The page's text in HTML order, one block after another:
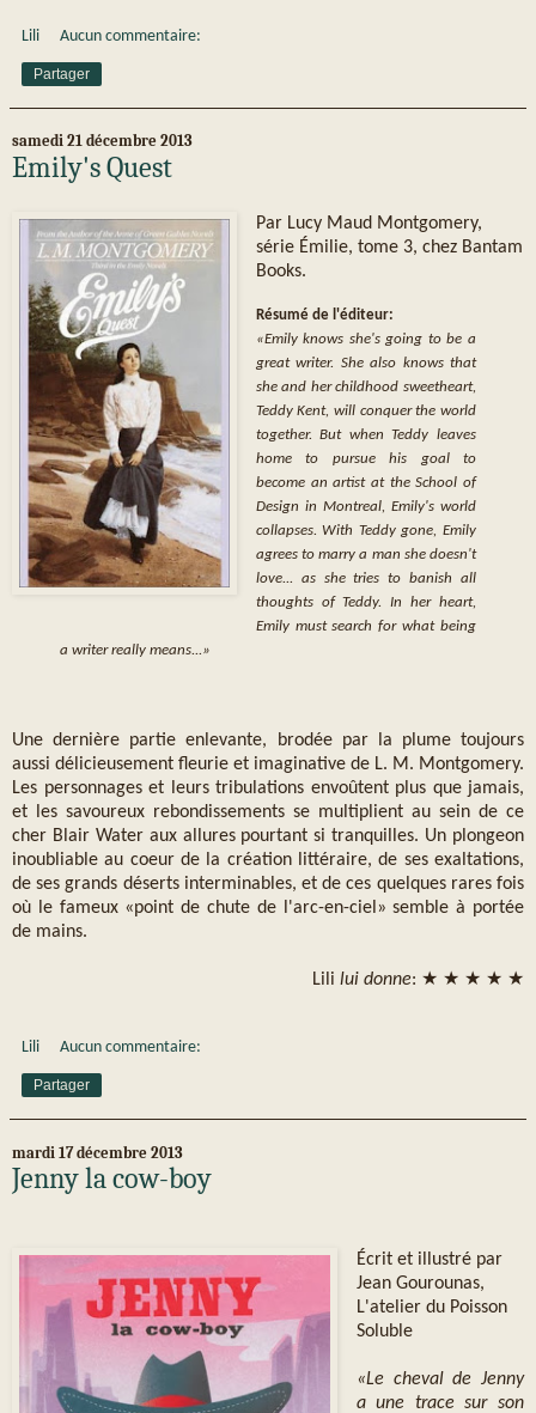
Lili Aucun commentaire:
Partager
samedi 21 décembre 2013
Emily's Quest
Par Lucy Maud Montgomery,
série Émilie, tome 3, chez Bantam
Books.
Résumé de l'éditeur:
«Emily knows she's going to be a
great writer. She also knows that
she and her childhood sweetheart,
Teddy Kent, will conquer the world
together. But when Teddy leaves
home to pursue his goal to
become an artist at the School of
Design in Montreal, Emily's world
collapses. With Teddy gone, Emily
agrees to marry a man she doesn't
love... as she tries to banish all
thoughts of Teddy. In her heart,
Emily must search for what being
a writer really means...»
Une dernière partie enlevante, brodée par la plume toujours
aussi délicieusement fleurie et imaginative de L. M. Montgomery.
Les personnages et leurs tribulations envoûtent plus que jamais,
et les savoureux rebondissements se multiplient au sein de ce
cher Blair Water aux allures pourtant si tranquilles. Un plongeon
inoubliable au coeur de la création littéraire, de ses exaltations,
de ses grands déserts interminables, et de ces quelques rares fois
où le fameux «point de chute de l'arc-en-ciel» semble à portée
de mains.
Lili lui donne: ★ ★ ★ ★ ★
Lili Aucun commentaire:
Partager
mardi 17 décembre 2013
Jenny la cow-boy
Écrit et illustré par
Jean Gourounas,
L'atelier du Poisson
Soluble
«Le cheval de Jenny
a une trace sur son